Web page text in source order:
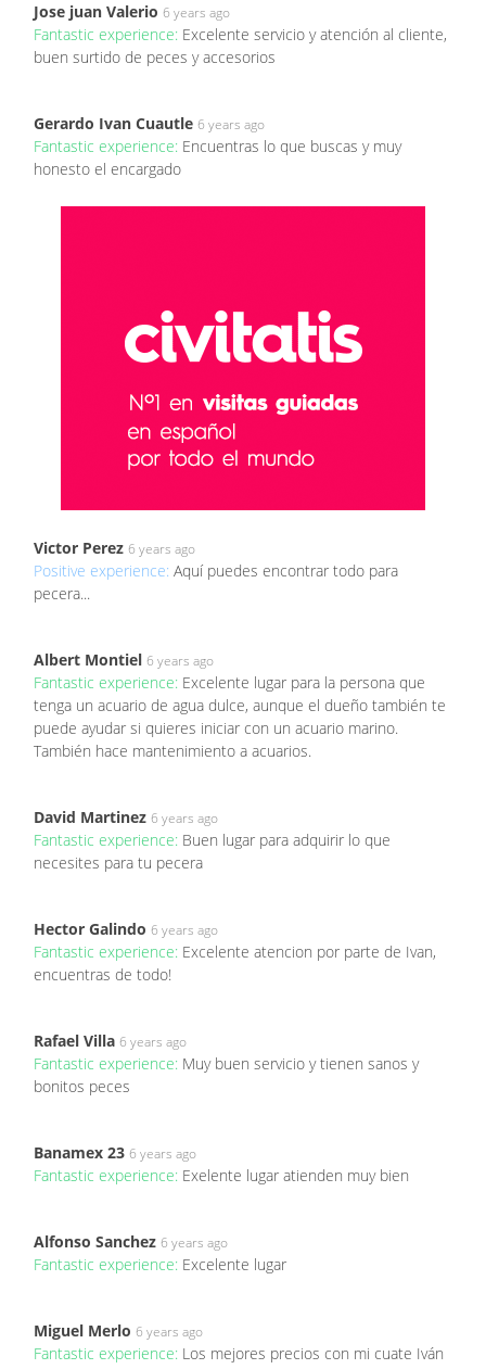
Jose juan Valerio 6 years ago
Fantastic experience: Excelente servicio y atención al cliente,
buen surtido de peces y accesorios
Gerardo Ivan Cuautle 6 years ago
Fantastic experience: Encuentras lo que buscas y muy
honesto el encargado
Victor Perez 6 years ago
Positive experience: Aquí puedes encontrar todo para
pecera...
Albert Montiel 6 years ago
Fantastic experience: Excelente lugar para la persona que
tenga un acuario de agua dulce, aunque el dueño también te
puede ayudar si quieres iniciar con un acuario marino.
También hace mantenimiento a acuarios.
David Martinez 6 years ago
Fantastic experience: Buen lugar para adquirir lo que
necesites para tu pecera
Hector Galindo 6 years ago
Fantastic experience: Excelente atencion por parte de Ivan,
encuentras de todo!
Rafael Villa 6 years ago
Fantastic experience: Muy buen servicio y tienen sanos y
bonitos peces
Banamex 23 6 years ago
Fantastic experience: Exelente lugar atienden muy bien
Alfonso Sanchez 6 years ago
Fantastic experience: Excelente lugar
Miguel Merlo 6 years ago
Fantastic experience: Los mejores precios con mi cuate Iván